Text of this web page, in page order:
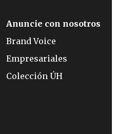
Anuncie con nosotros
Brand Voice
Empresariales
Colección ÚH